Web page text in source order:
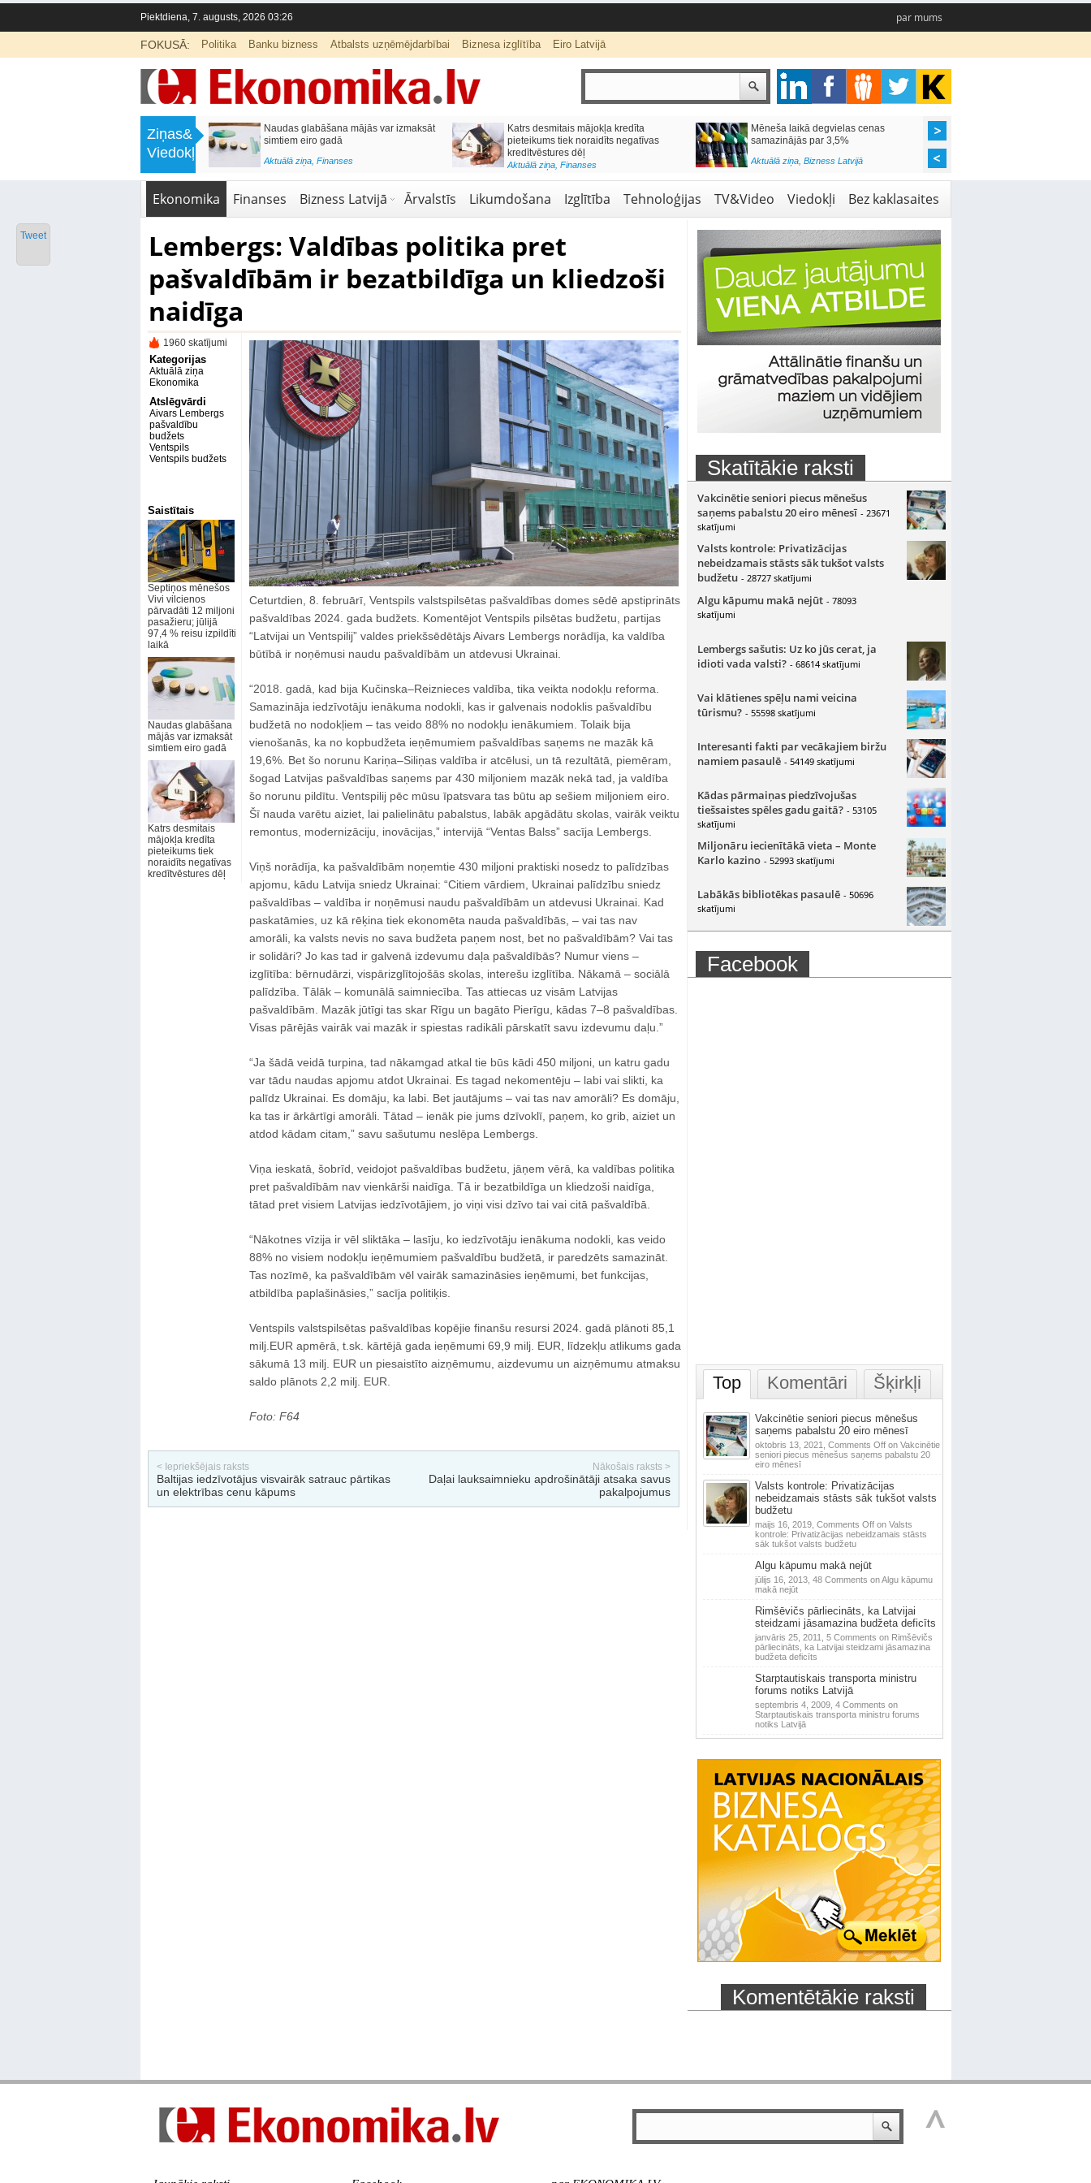
Piektdiena, 7. augusts, 2026 03:26 par mums
FOKUSĀ: Politika Banku bizness Atbalsts uzņēmējdarbībai Biznesa izglītība Eiro Latvijā
Ziņas&
Viedokļi
Septiņos mēnešos Vivi vilcienos
pārvadāti 12 miljoni pasažieru; jūlijā
Naudas glabāšana mājās var izmaksāt
simtiem eiro gadā
Aktuālā ziņa, Finanses
Katrs desmitais mājokļa kredīta
pieteikums tiek noraidīts negatīvas
kredītvēstures dēļ
Aktuālā ziņa, Finanses
Mēneša laikā degvielas cenas
samazinājās par 3,5%
Aktuālā ziņa, Bizness Latvijā
Ekonomika Finanses Bizness Latvijā Ārvalstīs Likumdošana Izglītība Tehnoloģijas TV&Video Viedokļi Bez kaklasaites
Lembergs: Valdības politika pret
pašvaldībām ir bezatbildīga un kliedzoši
naidīga
1960 skatījumi
Kategorijas
Aktuālā ziņa
Ekonomika
Atslēgvārdi
Aivars Lembergs
pašvaldību
budžets
Ventspils
Ventspils budžets
Saistītais
Septiņos mēnešos
Vivi vilcienos
pārvadāti 12 miljoni
pasažieru; jūlijā
97,4 % reisu izpildīti
laikā
Naudas glabāšana
mājās var izmaksāt
simtiem eiro gadā
Katrs desmitais
mājokļa kredīta
pieteikums tiek
noraidīts negatīvas
kredītvēstures dēļ
Ceturtdien, 8. februārī, Ventspils valstspilsētas pašvaldības domes sēdē apstiprināts
pašvaldības 2024. gada budžets. Komentējot Ventspils pilsētas budžetu, partijas
“Latvijai un Ventspilij” valdes priekšsēdētājs Aivars Lembergs norādīja, ka valdība
būtībā ir noņēmusi naudu pašvaldībām un atdevusi Ukrainai.
“2018. gadā, kad bija Kučinska–Reiznieces valdība, tika veikta nodokļu reforma.
Samazināja iedzīvotāju ienākuma nodokli, kas ir galvenais nodoklis pašvaldību
budžetā no nodokļiem – tas veido 88% no nodokļu ienākumiem. Tolaik bija
vienošanās, ka no kopbudžeta ieņēmumiem pašvaldības saņems ne mazāk kā
19,6%. Bet šo norunu Kariņa–Siliņas valdība ir atcēlusi, un tā rezultātā, piemēram,
šogad Latvijas pašvaldības saņems par 430 miljoniem mazāk nekā tad, ja valdība
šo norunu pildītu. Ventspilij pēc mūsu īpatsvara tas būtu ap sešiem miljoniem eiro.
Šī nauda varētu aiziet, lai palielinātu pabalstus, labāk apgādātu skolas, vairāk veiktu
remontus, modernizāciju, inovācijas,” intervijā “Ventas Balss” sacīja Lembergs.
Viņš norādīja, ka pašvaldībām noņemtie 430 miljoni praktiski nosedz to palīdzības
apjomu, kādu Latvija sniedz Ukrainai: “Citiem vārdiem, Ukrainai palīdzību sniedz
pašvaldības – valdība ir noņēmusi naudu pašvaldībām un atdevusi Ukrainai. Kad
paskatāmies, uz kā rēķina tiek ekonomēta nauda pašvaldībās, – vai tas nav
amorāli, ka valsts nevis no sava budžeta paņem nost, bet no pašvaldībām? Vai tas
ir solidāri? Jo kas tad ir galvenā izdevumu daļa pašvaldībās? Numur viens –
izglītība: bērnudārzi, vispārizglītojošās skolas, interešu izglītība. Nākamā – sociālā
palīdzība. Tālāk – komunālā saimniecība. Tas attiecas uz visām Latvijas
pašvaldībām. Mazāk jūtīgi tas skar Rīgu un bagāto Pierīgu, kādas 7–8 pašvaldības.
Visas pārējās vairāk vai mazāk ir spiestas radikāli pārskatīt savu izdevumu daļu.”
“Ja šādā veidā turpina, tad nākamgad atkal tie būs kādi 450 miljoni, un katru gadu
var tādu naudas apjomu atdot Ukrainai. Es tagad nekomentēju – labi vai slikti, ka
palīdz Ukrainai. Es domāju, ka labi. Bet jautājums – vai tas nav amorāli? Es domāju,
ka tas ir ārkārtīgi amorāli. Tātad – ienāk pie jums dzīvoklī, paņem, ko grib, aiziet un
atdod kādam citam,” savu sašutumu neslēpa Lembergs.
Viņa ieskatā, šobrīd, veidojot pašvaldības budžetu, jāņem vērā, ka valdības politika
pret pašvaldībām nav vienkārši naidīga. Tā ir bezatbildīga un kliedzoši naidīga,
tātad pret visiem Latvijas iedzīvotājiem, jo viņi visi dzīvo tai vai citā pašvaldībā.
“Nākotnes vīzija ir vēl sliktāka – lasīju, ko iedzīvotāju ienākuma nodokli, kas veido
88% no visiem nodokļu ieņēmumiem pašvaldību budžetā, ir paredzēts samazināt.
Tas nozīmē, ka pašvaldībām vēl vairāk samazināsies ieņēmumi, bet funkcijas,
atbildība paplašināsies,” sacīja politiķis.
Ventspils valstspilsētas pašvaldības kopējie finanšu resursi 2024. gadā plānoti 85,1
milj.EUR apmērā, t.sk. kārtējā gada ieņēmumi 69,9 milj. EUR, līdzekļu atlikums gada
sākumā 13 milj. EUR un piesaistīto aizņēmumu, aizdevumu un aizņēmumu atmaksu
saldo plānots 2,2 milj. EUR.
Foto: F64
< Iepriekšējais raksts
Baltijas iedzīvotājus visvairāk satrauc pārtikas
un elektrības cenu kāpums
Nākošais raksts >
Daļai lauksaimnieku apdrošinātāji atsaka savus
pakalpojumus
Skatītākie raksti
Vakcinētie seniori piecus mēnešus
saņems pabalstu 20 eiro mēnesī - 23671
skatījumi
Valsts kontrole: Privatizācijas
nebeidzamais stāsts sāk tukšot valsts
budžetu - 28727 skatījumi
Algu kāpumu makā nejūt - 78093
skatījumi
Lembergs sašutis: Uz ko jūs cerat, ja
idioti vada valsti? - 68614 skatījumi
Vai klātienes spēļu nami veicina
tūrismu? - 55598 skatījumi
Interesanti fakti par vecākajiem biržu
namiem pasaulē - 54149 skatījumi
Kādas pārmaiņas piedzīvojušas
tiešsaistes spēles gadu gaitā? - 53105
skatījumi
Miljonāru iecienītākā vieta – Monte
Karlo kazino - 52993 skatījumi
Labākās bibliotēkas pasaulē - 50696
skatījumi
Facebook
Top Komentāri Šķirkļi
Vakcinētie seniori piecus mēnešus
saņems pabalstu 20 eiro mēnesī
oktobris 13, 2021, Comments Offon Vakcinētie
seniori piecus mēnešus saņems pabalstu 20
eiro mēnesī
Valsts kontrole: Privatizācijas
nebeidzamais stāsts sāk tukšot valsts
budžetu
maijs 16, 2019, Comments Offon Valsts
kontrole: Privatizācijas nebeidzamais stāsts
sāk tukšot valsts budžetu
Algu kāpumu makā nejūt
jūlijs 16, 2013, 48 Comments on Algu kāpumu
makā nejūt
Rimšēvičs pārliecināts, ka Latvijai
steidzami jāsamazina budžeta deficīts
janvāris 25, 2011, 5 Comments on Rimšēvičs
pārliecināts, ka Latvijai steidzami jāsamazina
budžeta deficīts
Starptautiskais transporta ministru
forums notiks Latvijā
septembris 4, 2009, 4 Comments on
Starptautiskais transporta ministru forums
notiks Latvijā
Komentētākie raksti
Tweet